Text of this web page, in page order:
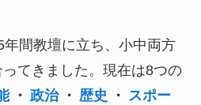
間教壇に立ち、小中両方
てきました。現在は8つの
・ 政治 ・ 歴史 ・ スポー